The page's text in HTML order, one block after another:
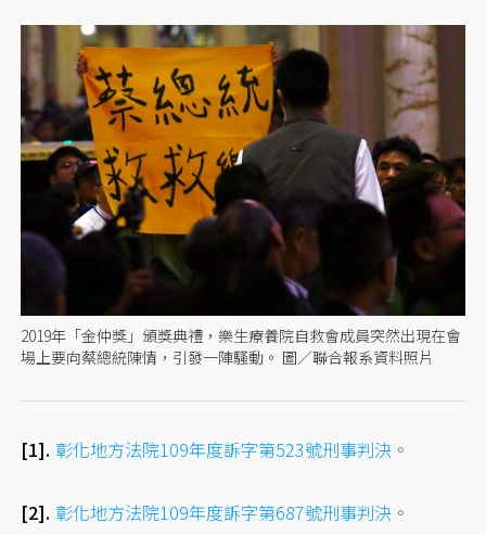
2019年「金仲獎」頒獎典禮，樂生療養院自救會成員突然出現在會
場上要向蔡總統陳情，引發一陣騷動。 圖／聯合報系資料照片
彰化地方法院109年度訴字第523號刑事判決 。
彰化地方法院109年度訴字第687號刑事判決 。